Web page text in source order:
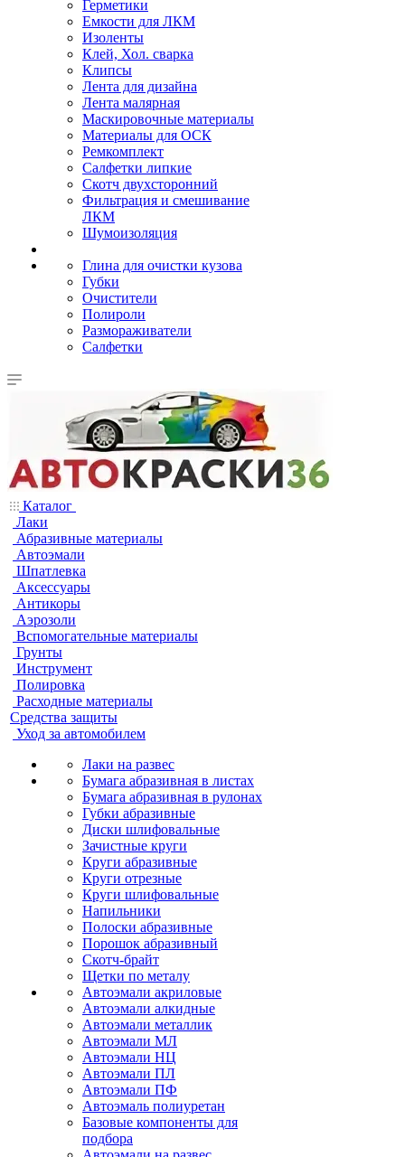
Герметики
Емкости для ЛКМ
Изоленты
Клей, Хол. сварка
Клипсы
Лента для дизайна
Лента малярная
Маскировочные материалы
Материалы для ОСК
Ремкомплект
Салфетки липкие
Скотч двухсторонний
Фильтрация и смешивание
ЛКМ
Шумоизоляция
Глина для очистки кузова
Губки
Очистители
Полироли
Размораживатели
Салфетки
Каталог
Лаки
Абразивные материалы
Автоэмали
Шпатлевка
Аксессуары
Антикоры
Аэрозоли
Вспомогательные материалы
Грунты
Инструмент
Полировка
Расходные материалы
Средства защиты
Уход за автомобилем
Лаки на развес
Бумага абразивная в листах
Бумага абразивная в рулонах
Губки абразивные
Диски шлифовальные
Зачистные круги
Круги абразивные
Круги отрезные
Круги шлифовальные
Напильники
Полоски абразивные
Порошок абразивный
Скотч-брайт
Щетки по металу
Автоэмали акриловые
Автоэмали алкидные
Автоэмали металлик
Автоэмали МЛ
Автоэмали НЦ
Автоэмали ПЛ
Автоэмали ПФ
Автоэмаль полиуретан
Базовые компоненты для
подбора